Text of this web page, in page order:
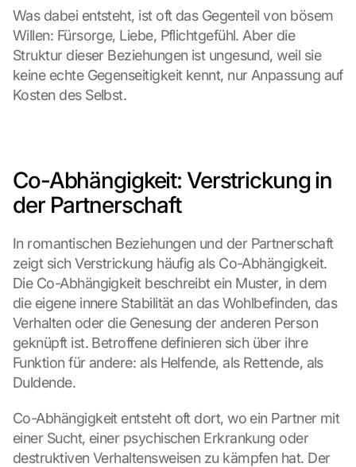
Was dabei entsteht, ist oft das Gegenteil von bösem
Willen: Fürsorge, Liebe, Pflichtgefühl. Aber die
Struktur dieser Beziehungen ist ungesund, weil sie
keine echte Gegenseitigkeit kennt, nur Anpassung auf
Kosten des Selbst.
Co-Abhängigkeit: Verstrickung in
der Partnerschaft
In romantischen Beziehungen und der Partnerschaft
zeigt sich Verstrickung häufig als Co-Abhängigkeit.
Die Co-Abhängigkeit beschreibt ein Muster, in dem
die eigene innere Stabilität an das Wohlbefinden, das
Verhalten oder die Genesung der anderen Person
geknüpft ist. Betroffene definieren sich über ihre
Funktion für andere: als Helfende, als Rettende, als
Duldende.
Co-Abhängigkeit entsteht oft dort, wo ein Partner mit
einer Sucht, einer psychischen Erkrankung oder
destruktiven Verhaltensweisen zu kämpfen hat. Der